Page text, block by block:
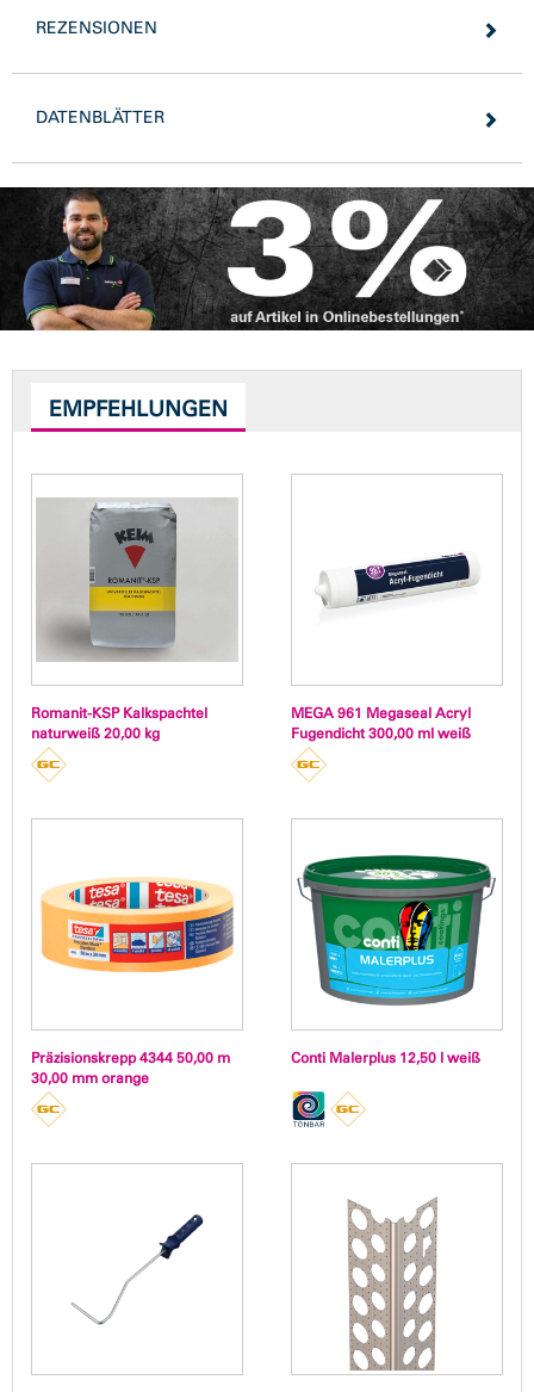
REZENSIONEN
DATENBLÄTTER
EMPFEHLUNGEN
Romanit-KSP Kalkspachtel
naturweiß 20,00 kg
MEGA 961 Megaseal Acryl
Fugendicht 300,00 ml weiß
Präzisionskrepp 4344 50,00 m
30,00 mm orange
Conti Malerplus 12,50 l weiß